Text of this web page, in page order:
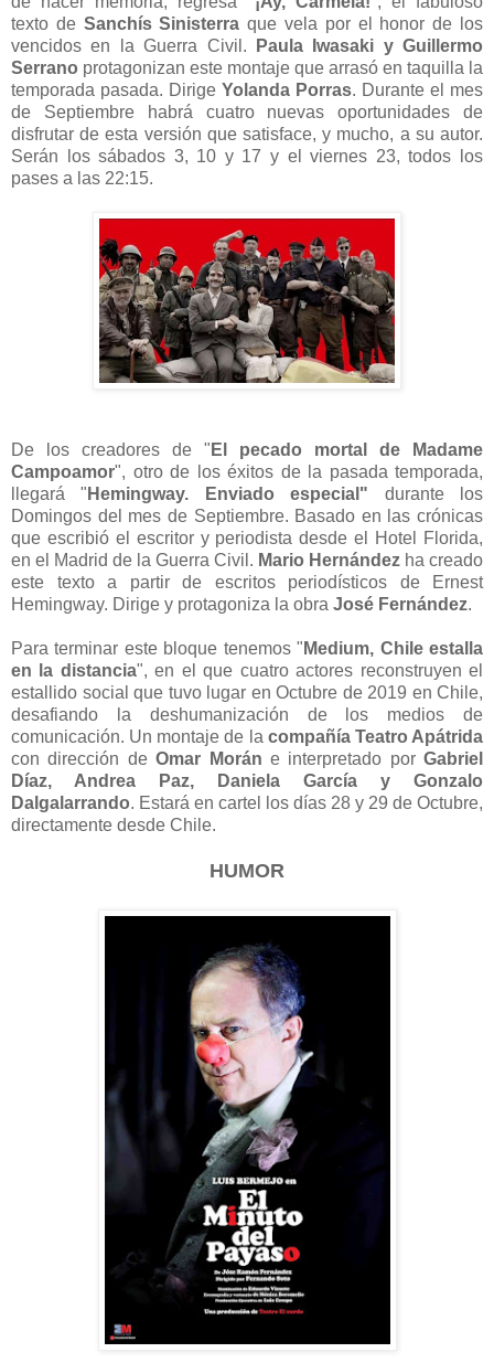
texto de Sanchís Sinisterra que vela por el honor de los
vencidos en la Guerra Civil.
Paula Iwasaki y Guillermo
Serrano protagonizan este montaje que arrasó en taquilla la
temporada pasada. Dirige Yolanda Porras. Durante el mes
de Septiembre habrá cuatro nuevas oportunidades de
disfrutar de esta versión que satisface, y mucho, a su autor.
Serán los sábados 3, 10 y 17 y el viernes 23, todos los
pases a las 22:15.
De los creadores de " El pecado mortal de Madame
Campoamor", otro de los éxitos de la pasada temporada,
llegará " Hemingway. Enviado especial" durante los
Domingos del mes de Septiembre. Basado en las crónicas
que escribió el escritor y periodista desde el Hotel Florida,
en el Madrid de la Guerra Civil. Mario Hernández ha creado
este texto a partir de escritos periodísticos de Ernest
Hemingway. Dirige y protagoniza la obra José Fernández.
Para terminar este bloque tenemos " Medium, Chile estalla
en la distancia", en el que cuatro actores reconstruyen el
estallido social que tuvo lugar en Octubre de 2019 en Chile,
desafiando la deshumanización de los medios de
comunicación. Un montaje de la compañía Teatro Apátrida
con dirección deOmar Morán e interpretado por Gabriel
Díaz, Andrea Paz, Daniela García y Gonzalo
Dalgalarrando. Estará en cartel los días 28 y 29 de Octubre,
directamente desde Chile.
HUMOR